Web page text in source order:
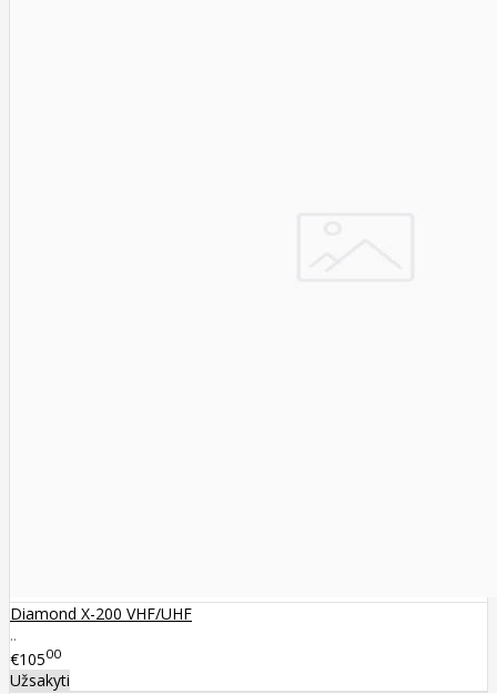
Diamond X-200 VHF/UHF
..
€10500
Užsakyti